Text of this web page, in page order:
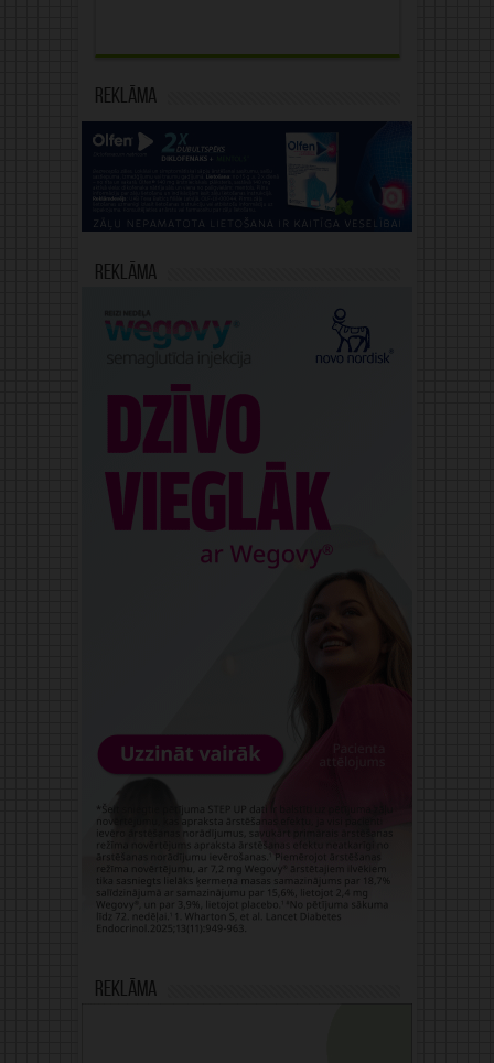
Reklāma
Reklāma
Reklāma